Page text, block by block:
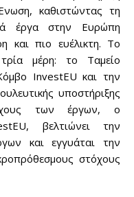
καθιστώντας τη
έργα στην Ευρώπη
και πιο ευέλικτη. Το
μέρη: το Ταμείο
InvestEU και την
υποστήριξης
των έργων, ο
βελτιώνει την
και εγγυάται την
στόχους